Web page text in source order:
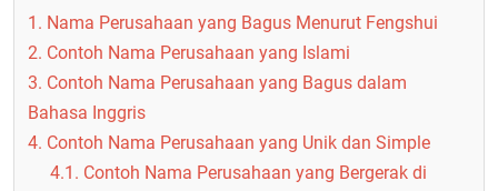
1. Nama Perusahaan yang Bagus Menurut Fengshui
2. Contoh Nama Perusahaan yang Islami
3. Contoh Nama Perusahaan yang Bagus dalam
Bahasa Inggris
4. Contoh Nama Perusahaan yang Unik dan Simple
4.1. Contoh Nama Perusahaan yang Bergerak di